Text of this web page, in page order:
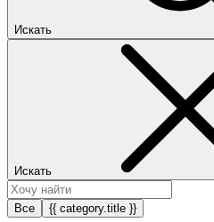
Искать
Искать
Все {{ category.title }}